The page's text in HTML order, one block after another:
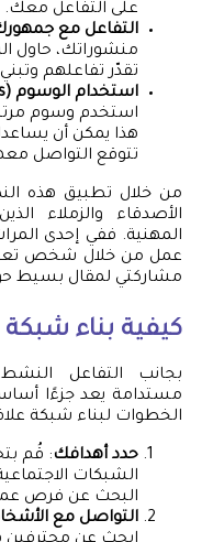
على التفاعل معك.
التفاعل مع
منشوراتك، حاول
تقدّر تفاعلهم
استخدام الوسوم (Hashtags)
استخدم وسوم
هذا يمكن أن
تتوقع التواصل
من خلال تطبيق هذه
الأصدقاء والزملاء
المهنية. ففي إحدى
مشاركتي لمقال بسيط حول
كيفية بناء شبكة
بجانب التفاعل
مستدامة يعد جزءًا
الخطوات لبناء شبكة
حدد أهدافك: قُم
الشبكات
البحث عن فرص
التواصل مع